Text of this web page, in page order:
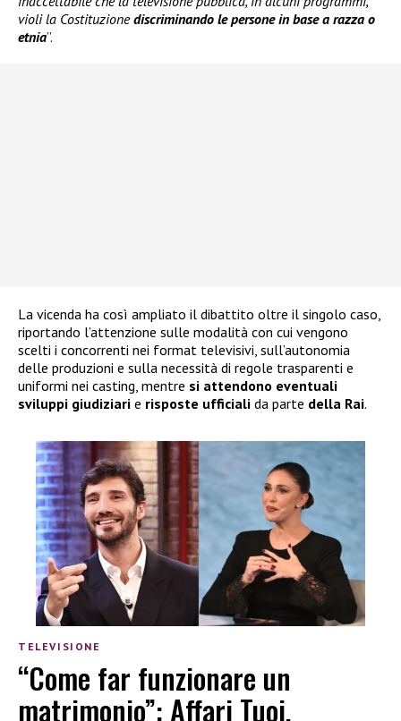
violi la Costituzionediscriminando le persone in base a razza o
etnia”.
La vicenda ha così ampliato il dibattito oltre il singolo caso,
riportando l’attenzione sulle modalità con cui vengono
scelti i concorrenti nei format televisivi, sull’autonomia
delle produzioni e sulla necessità di regole trasparenti e
uniformi nei casting, mentre si attendono eventuali
sviluppi giudiziari e risposte ufficiali da parte della Rai.
TELEVISIONE
“Come far funzionare un
matrimonio”: Affari Tuoi,